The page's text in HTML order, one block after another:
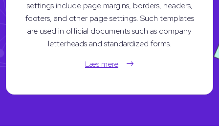
settings include page margins, borders, headers,
footers, and other page settings. Such templates
are used in official documents such as company
letterheads and standardized forms.
Læs mere